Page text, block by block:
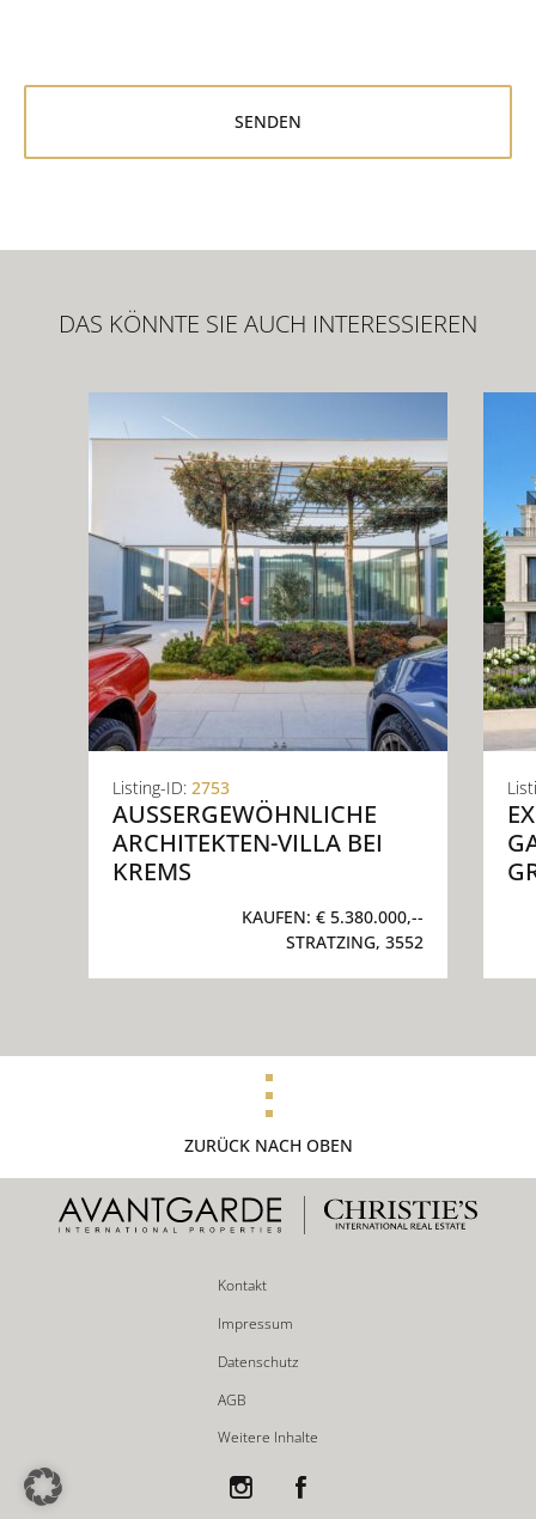
DAS KÖNNTE SIE AUCH INTERESSIEREN
Listing-ID: 2753
AUSSERGEWÖHNLICHE A
RCHITEKTEN-VILLA BEI K
REMS
KAUFEN: € 5.380.000,--
STRATZING, 3552
ZURÜCK NACH OBEN
Kontakt
Impressum
Datenschutz
AGB
Weitere Inhalte